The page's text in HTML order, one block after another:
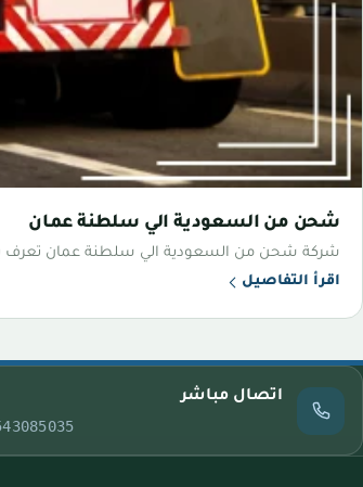
شحن من السعودية الي سلطنة عمان
شركة شحن من السعودية الي سلطنة عمان تعرف
اقرأ التفاصيل
اتصال مباشر